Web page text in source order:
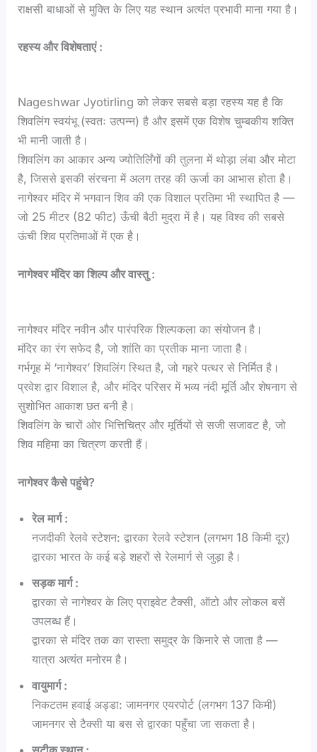
राक्षसी बाधाओं से मुक्ति के लिए यह स्थान अत्यंत प्रभावी माना गया है।
रहस्य और विशेषताएं :
Nageshwar Jyotirling को लेकर सबसे बड़ा रहस्य यह है कि
शिवलिंग स्वयंभू (स्वतः उत्पन्न) है और इसमें एक विशेष चुम्बकीय शक्ति
भी मानी जाती है।
शिवलिंग का आकार अन्य ज्योतिर्लिंगों की तुलना में थोड़ा लंबा और मोटा
है, जिससे इसकी संरचना में अलग तरह की ऊर्जा का आभास होता है।
नागेश्वर मंदिर में भगवान शिव की एक विशाल प्रतिमा भी स्थापित है —
जो 25 मीटर (82 फीट) ऊँची बैठी मुद्रा में है। यह विश्व की सबसे
ऊंची शिव प्रतिमाओं में एक है।
नागेश्वर मंदिर का शिल्प और वास्तु :
नागेश्वर मंदिर नवीन और पारंपरिक शिल्पकला का संयोजन है।
मंदिर का रंग सफेद है, जो शांति का प्रतीक माना जाता है।
गर्भगृह में ‘नागेश्वर’ शिवलिंग स्थित है, जो गहरे पत्थर से निर्मित है।
प्रवेश द्वार विशाल है, और मंदिर परिसर में भव्य नंदी मूर्ति और शेषनाग से
सुशोभित आकाश छत बनी है।
शिवलिंग के चारों ओर भित्तिचित्र और मूर्तियों से सजी सजावट है, जो
शिव महिमा का चित्रण करती हैं।
नागेश्वर कैसे पहुंचे?
रेल मार्ग :
नजदीकी रेलवे स्टेशन: द्वारका रेलवे स्टेशन (लगभग 18 किमी दूर)
द्वारका भारत के कई बड़े शहरों से रेलमार्ग से जुड़ा है।
सड़क मार्ग :
द्वारका से नागेश्वर के लिए प्राइवेट टैक्सी, ऑटो और लोकल बसें
उपलब्ध हैं।
द्वारका से मंदिर तक का रास्ता समुद्र के किनारे से जाता है —
यात्रा अत्यंत मनोरम है।
वायुमार्ग :
निकटतम हवाई अड्डा: जामनगर एयरपोर्ट (लगभग 137 किमी)
जामनगर से टैक्सी या बस से द्वारका पहुँचा जा सकता है।